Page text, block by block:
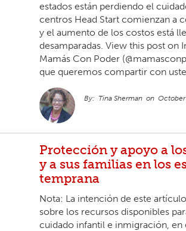
estados están perdiendo el
centros Head Start comienzan a
y el aumento de los costos está
desamparadas. View this post on
Mamás Con Poder
que queremos compartir con
Tina Sherman
Protección y apoyo a
y a sus familias en los
temprana
Nota: La intención de este
sobre los recursos disponibles
cuidado infantil e inmigración, en